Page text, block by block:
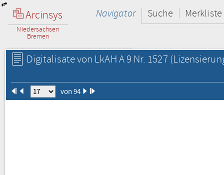
Arcinsys
Niedersachsen
Bremen
Navigator Suche Merkliste
Digitalisate von LkAH A 9 Nr. 1527
von 94